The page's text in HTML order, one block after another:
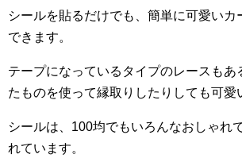
シールを貼るだけでも、簡単に可愛いカ
できます。
テープになっているタイプのレースもあ
たものを使って縁取りしたりしても可愛
シールは、100均でもいろんなおしゃれ
れています。